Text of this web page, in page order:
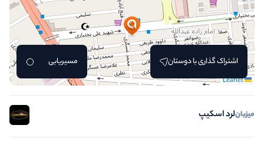
Leaflet
اشتراک گذاری با دوستان مسیریابی
میزبانلرد اسکیپ